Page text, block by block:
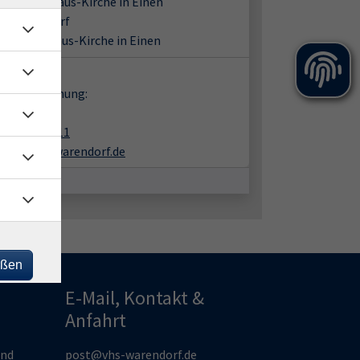
Warendorf
Kirche in Einen
zur Buchung:
Beer
938411
beer@vhs-warendorf.de
E-Mail, Kontakt &
Anfahrt
post@vhs-warendorf.de